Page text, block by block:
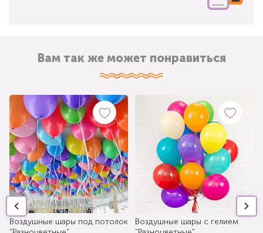
Вам так же может понравиться
Воздушные шары под потолок
Воздушные шары с гелием